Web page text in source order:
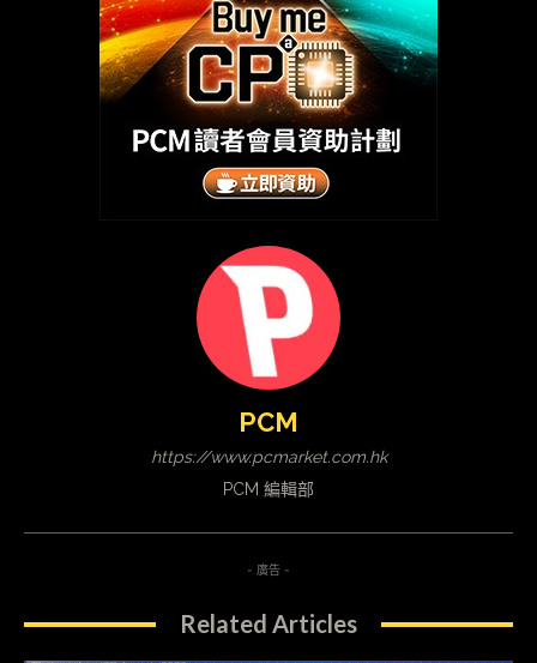
PCM
https://www.pcmarket.com.hk
PCM 編輯部
- 廣告 -
Related Articles